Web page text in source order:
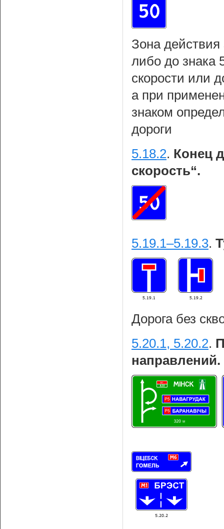
Зона действия
либо до знака
скорости или
а при
знаком
дороги
5.18.2. Конец
скорость“.
5.19.1–5.19.3.
Дорога без
5.20.1, 5.20.2.
направлений.